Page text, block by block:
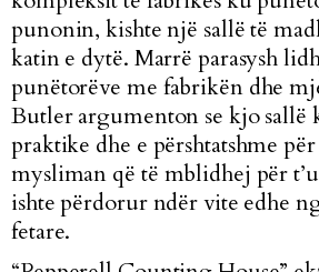
punonin, kishte një sallë të
katin e dytë. Marrë parasysh
punëtorëve me fabrikën dhe
Butler argumenton se kjo sallë
praktike dhe e përshtatshme
mysliman që të mblidhej për
ishte përdorur ndër vite edhe
fetare.